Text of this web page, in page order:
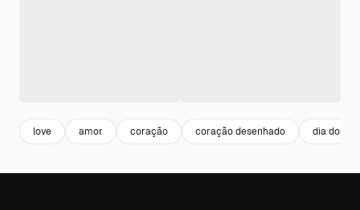
love amor coração coração desenhado dia dos